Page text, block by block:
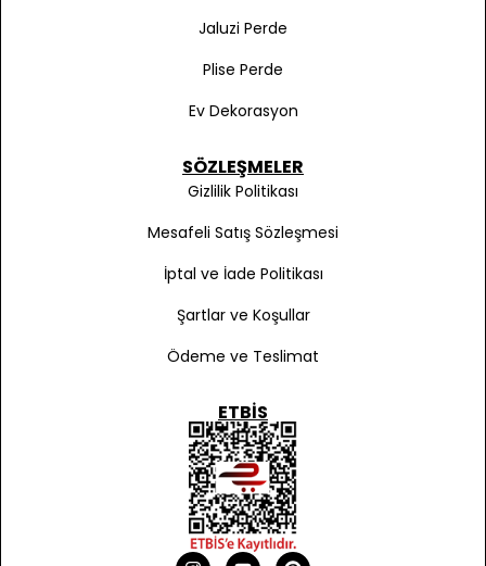
Jaluzi Perde
Plise Perde
Ev Dekorasyon
SÖZLEŞMELER
Gizlilik Politikası
Mesafeli Satış Sözleşmesi
İptal ve İade Politikası
Şartlar ve Koşullar
Ödeme ve Teslimat
ETBIS